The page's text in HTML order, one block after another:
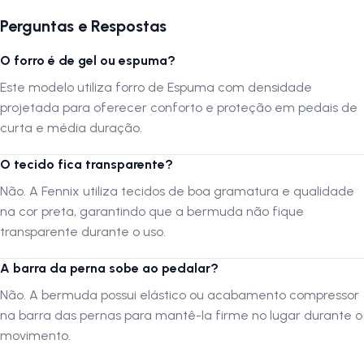
Marca:
Modelo:
Attack (Sem Bolso)
Gênero: Feminino
Cor:
Forro: Espuma (Conforto e proteção)
Característica: Design Clean (Sem bolsos)
Por que comprar este produto?
A Bermuda Fennix Attack Feminina é uma opção realista para quem
da peça e elimina costuras extras, proporcionando um toque mais
irregularidades do solo, tornando o passeio muito mais agradável.
Além disso, o tecido de qualidade não fica transparente e oferece
excelente ajuste ao corpo. É o investimento certo para treinos diários
Perguntas e Respostas
O forro é de gel ou espuma?
Este modelo utiliza forro de Espuma com densidade
projetada para oferecer conforto e proteção em pedais de
curta e média duração.
O tecido fica transparente?
Não. A Fennix utiliza tecidos de boa gramatura e qualidade
na cor preta, garantindo que a bermuda não fique
transparente durante o uso.
A barra da perna sobe ao pedalar?
Não. A bermuda possui elástico ou acabamento compressor
na barra das pernas para mantê-la firme no lugar durante o
movimento.